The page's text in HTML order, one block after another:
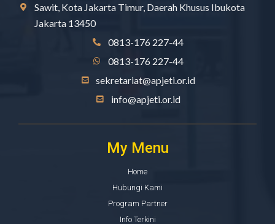
Sawit, Kota Jakarta Timur, Daerah Khusus Ibukota
Jakarta 13450
0813-176 227-44
0813-176 227-44
sekretariat@apjeti.or.id
info@apjeti.or.id
My Menu
Home
Hubungi Kami
Program Partner
Info Terkini